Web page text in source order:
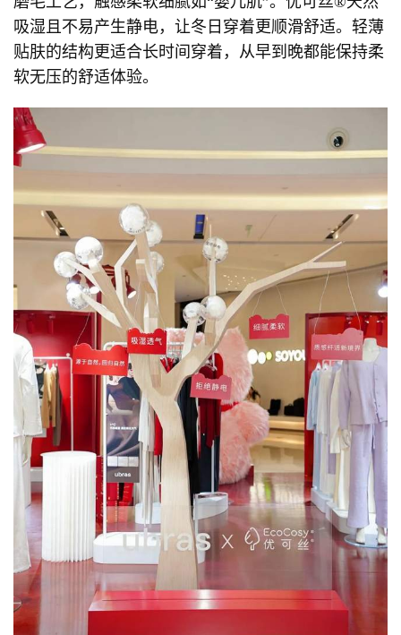
吸湿且不易产生静电，让冬日穿着更顺滑舒适。轻薄
贴肤的结构更适合长时间穿着，从早到晚都能保持柔
软无压的舒适体验。